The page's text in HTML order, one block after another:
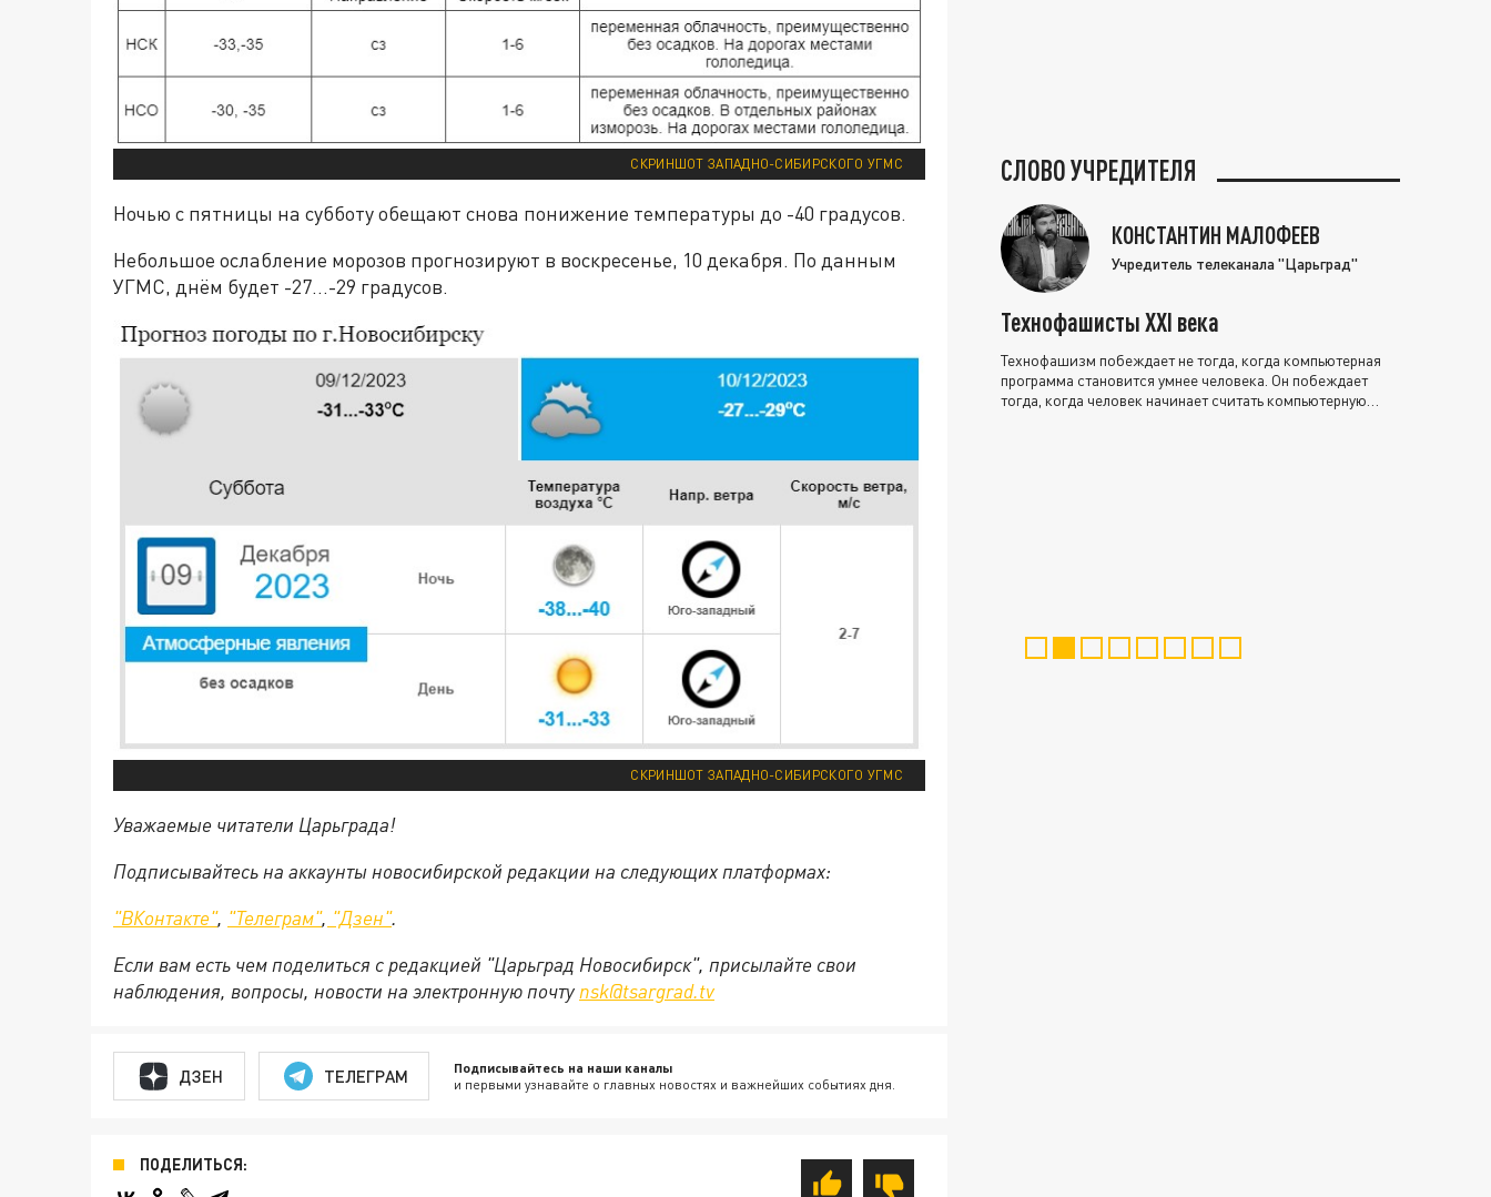
СКРИНШОТ ЗАПАДНО-СИБИРСКОГО УГМС
Ночью с пятницы на субботу обещают снова понижение температуры до -40 градусов.
Небольшое ослабление морозов прогнозируют в воскресенье, 10 декабря. По данным
УГМС, днём будет -27…-29 градусов.
СКРИНШОТ ЗАПАДНО-СИБИРСКОГО УГМС
Уважаемые читатели Царьграда!
Подписывайтесь на аккаунты новосибирской редакции на следующих платформах:
"ВКонтакте", "Телеграм", "Дзен".
Если вам есть чем поделиться с редакцией "Царьград Новосибирск", присылайте свои
наблюдения, вопросы, новости на электронную почту nsk@tsargrad.tv
ДЗЕН ТЕЛЕГРАМ Подписывайтесь на наши каналы
и первыми узнавайте о главных новостях и важнейших событиях дня.
ПОДЕЛИТЬСЯ:
СЛОВО УЧРЕДИТЕЛЯ
КОНСТАНТИН МАЛОФЕЕВ
Учредитель телеканала "Царьград"
Технофашисты XXI века
Технофашизм побеждает не тогда, когда компьютерная
программа становится умнее человека. Он побеждает
тогда, когда человек начинает считать компьютерную